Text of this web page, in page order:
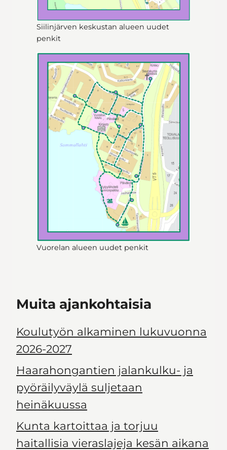
Siilinjärven keskustan alueen uudet
penkit
Vuorelan alueen uudet penkit
Muita ajankohtaisia
Koulutyön alkaminen lukuvuonna
2026-2027
Haarahongantien jalankulku- ja
pyöräilyväylä suljetaan
heinäkuussa
Kunta kartoittaa ja torjuu
haitallisia vieraslajeja kesän aikana